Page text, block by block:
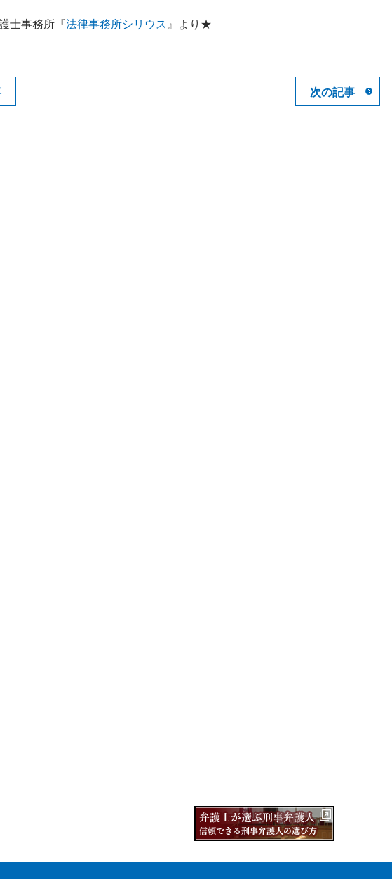
士事務所『法律事務所シリウス 』より★
次の記事